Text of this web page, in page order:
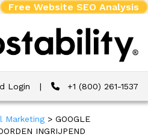
Free Website SEO Analysis
Login | +1 (800) 261-1537
Marketing > GOOGLE
INGRIJPEND